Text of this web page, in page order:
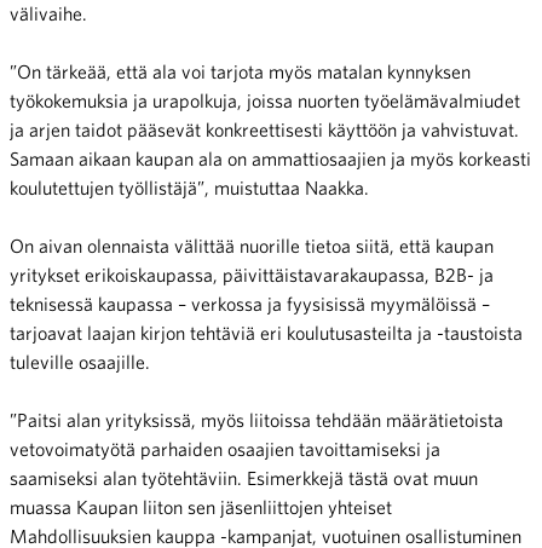
välivaihe.
”On tärkeää, että ala voi tarjota myös matalan kynnyksen
työkokemuksia ja urapolkuja, joissa nuorten työelämävalmiudet
ja arjen taidot pääsevät konkreettisesti käyttöön ja vahvistuvat.
Samaan aikaan kaupan ala on ammattiosaajien ja myös korkeasti
koulutettujen työllistäjä”, muistuttaa Naakka.
On aivan olennaista välittää nuorille tietoa siitä, että kaupan
yritykset erikoiskaupassa, päivittäistavarakaupassa, B2B- ja
teknisessä kaupassa – verkossa ja fyysisissä myymälöissä –
tarjoavat laajan kirjon tehtäviä eri koulutusasteilta ja -taustoista
tuleville osaajille.
”Paitsi alan yrityksissä, myös liitoissa tehdään määrätietoista
vetovoimatyötä parhaiden osaajien tavoittamiseksi ja
saamiseksi alan työtehtäviin. Esimerkkejä tästä ovat muun
muassa Kaupan liiton sen jäsenliittojen yhteiset
Mahdollisuuksien kauppa -kampanjat, vuotuinen osallistuminen